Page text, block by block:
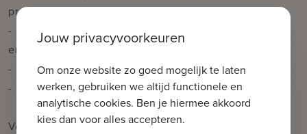
project
- Op wandelafstand van de Grote Markt van Brugge
en 't Zand
- Loop- en fietsroutes rond Brugge
- Fitness en zwembad op minder dan 1 km afstand
Voor verdere informatie of vrijblijvend bezoek
Jouw privacyvoorkeuren
Om onze website zo goed mogelijk te laten
werken, gebruiken we altijd functionele en
analytische cookies. Ben je hiermee akkoord
kies dan voor alles accepteren.